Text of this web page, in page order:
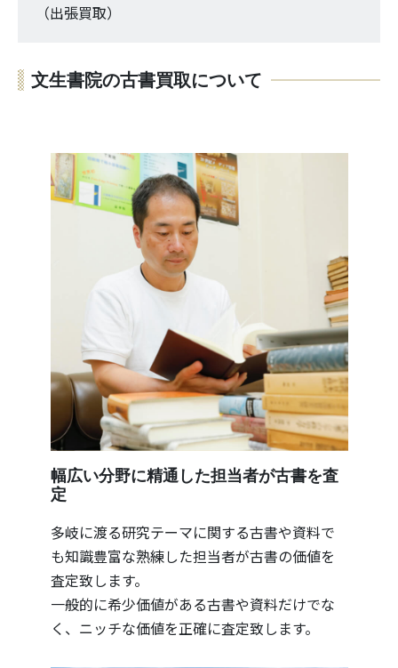
（出張買取）
文生書院の古書買取について
幅広い分野に精通した担当者が古書を査
定
多岐に渡る研究テーマに関する古書や資料で
も知識豊富な熟練した担当者が古書の価値を
査定致します。
一般的に希少価値がある古書や資料だけでな
く、ニッチな価値を正確に査定致します。